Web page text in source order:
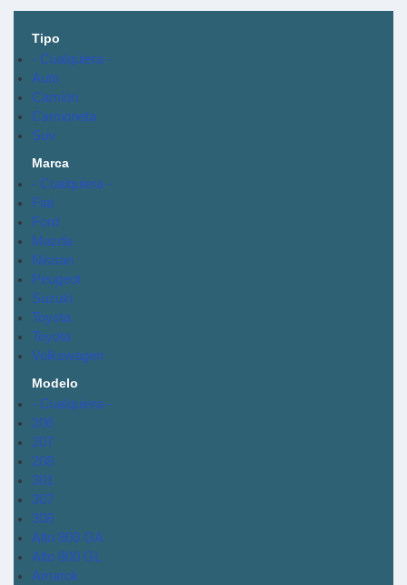
Tipo
- Cualquiera -
Auto
Camión
Camioneta
Suv
Marca
- Cualquiera -
Fiat
Ford
Mazda
Nissan
Peugeot
Suzuki
Toyota
Toyota
Volkswagen
Modelo
- Cualquiera -
206
207
208
301
307
308
Alto 800 GA
Alto 800 GL
Amarok